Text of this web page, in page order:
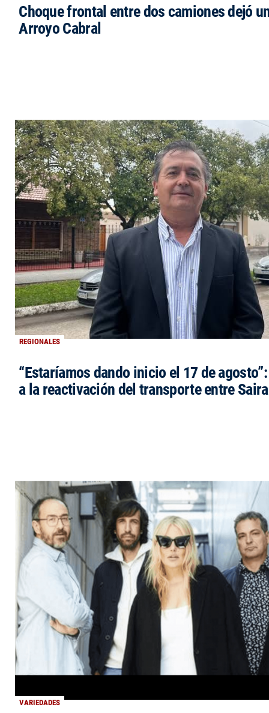
Choque frontal entre dos camiones dejó
Arroyo Cabral
REGIONALES
“Estaríamos dando inicio el 17 de
a la reactivación del transporte entre
VARIEDADES